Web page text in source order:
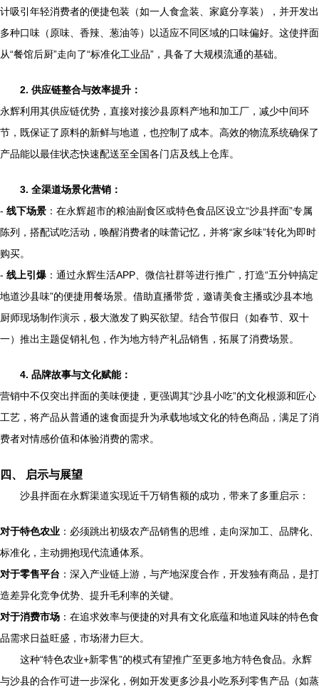
计吸引年轻消费者的便捷包装（如一人食盒装、家庭分享装），并开发出
多种口味（原味、香辣、葱油等）以适应不同区域的口味偏好。这使拌面
从“餐馆后厨”走向了“标准化工业品”，具备了大规模流通的基础。
2. 供应链整合与效率提升：
永辉利用其供应链优势，直接对接沙县原料产地和加工厂，减少中间环
节，既保证了原料的新鲜与地道，也控制了成本。高效的物流系统确保了
产品能以最佳状态快速配送至全国各门店及线上仓库。
3. 全渠道场景化营销：
- 线下场景 ：在永辉超市的粮油副食区或特色食品区设立“沙县拌面”专属
陈列，搭配试吃活动，唤醒消费者的味蕾记忆，并将“家乡味”转化为即时
购买。
- 线上引爆 ：通过永辉生活APP、微信社群等进行推广，打造“五分钟搞定
地道沙县味”的便捷用餐场景。借助直播带货，邀请美食主播或沙县本地
厨师现场制作演示，极大激发了购买欲望。结合节假日（如春节、双十
一）推出主题促销礼包，作为地方特产礼品销售，拓展了消费场景。
4. 品牌故事与文化赋能：
营销中不仅突出拌面的美味便捷，更强调其“沙县小吃”的文化根源和匠心
工艺，将产品从普通的速食面提升为承载地域文化的特色商品，满足了消
费者对情感价值和体验消费的需求。
四、 启示与展望
沙县拌面在永辉渠道实现近千万销售额的成功，带来了多重启示：
对于特色农业 ：必须跳出初级农产品销售的思维，走向深加工、品牌化、
标准化，主动拥抱现代流通体系。
对于零售平台 ：深入产业链上游，与产地深度合作，开发独有商品，是打
造差异化竞争优势、提升毛利率的关键。
对于消费市场 ：在追求效率与便捷的对具有文化底蕴和地道风味的特色食
品需求日益旺盛，市场潜力巨大。
这种“特色农业+新零售”的模式有望推广至更多地方特色食品。永辉
与沙县的合作可进一步深化，例如开发更多沙县小吃系列零售产品（如蒸